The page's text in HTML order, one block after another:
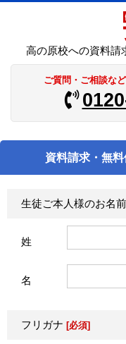
高の原校への資料請
ご質問・ご相談な
資料請求・無
生徒ご本人様のお名前
姓
名
フリガナ [必須]